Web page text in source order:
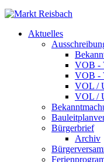
Aktuelles
VOB -
VOB -
VOL /
VOL /
Bürgerbrief
Archiv